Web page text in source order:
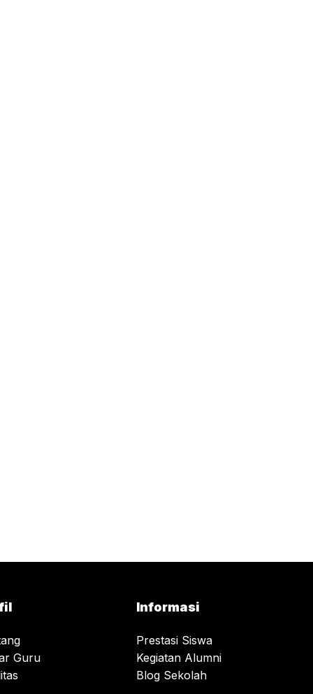
Guru
Informasi
Prestasi Siswa
Kegiatan Alumni
Blog Sekolah